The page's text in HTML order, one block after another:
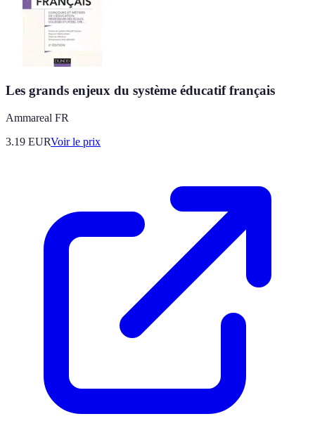
Les grands enjeux du système éducatif français
Ammareal FR
3.19 EURVoir le prix